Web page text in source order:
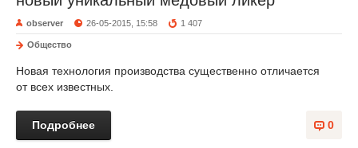
observer 26-05-2015, 15:58 1 407
Общество
Новая технология производства существенно отличается
от всех известных.
0
Подробнее